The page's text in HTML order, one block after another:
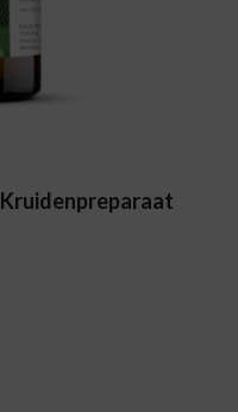
Kruidenpreparaat